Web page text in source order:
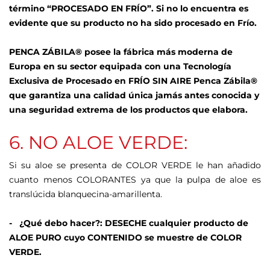
término “PROCESADO EN FRÍO”. Si no lo encuentra es
evidente que su producto no ha sido procesado en Frío.
PENCA ZÁBILA® posee la fábrica más moderna de
Europa en su sector equipada con una Tecnología
Exclusiva de Procesado en FRÍO SIN AIRE Penca Zábila®
que garantiza una calidad única jamás antes conocida y
una seguridad extrema de los productos que elabora.
6. NO ALOE VERDE:
Si su aloe se presenta de COLOR VERDE le han añadido
cuanto menos COLORANTES ya que la pulpa de aloe es
translúcida blanquecina-amarillenta.
- ¿Qué debo hacer?: DESECHE cualquier producto de
ALOE PURO cuyo CONTENIDO se muestre de COLOR
VERDE.